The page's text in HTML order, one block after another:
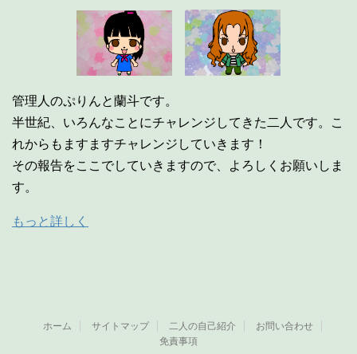
管理人のぷりんと蘭斗です。
半世紀、いろんなことにチャレンジしてきた二人です。こ
れからもますますチャレンジしていきます！
その報告をここでしていきますので、よろしくお願いしま
す。
もっと詳しく
ホーム サイトマップ 二人の自己紹介
お問い合わせ
免責事項